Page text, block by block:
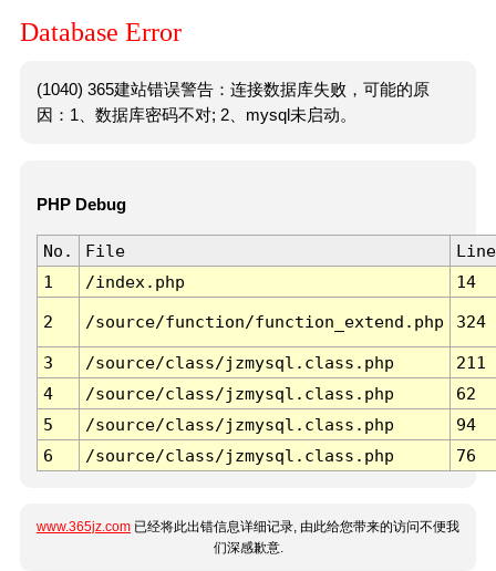
Database Error
(1040) 365建站错误警告：连接数据库失败，可能的原
因：1、数据库密码不对; 2、mysql未启动。
PHP Debug
No. File
Line
1
/index.php 14
2 /source/function/function_extend.php 324
3 /source/class/jzmysql.class.php
211
4
/source/class/jzmysql.class.php
62
5
/source/class/jzmysql.class.php
94
6
/source/class/jzmysql.class.php 76
www.365jz.com 已经将此出错信息详细记录, 由此给您带来的访问不便我
们深感歉意.